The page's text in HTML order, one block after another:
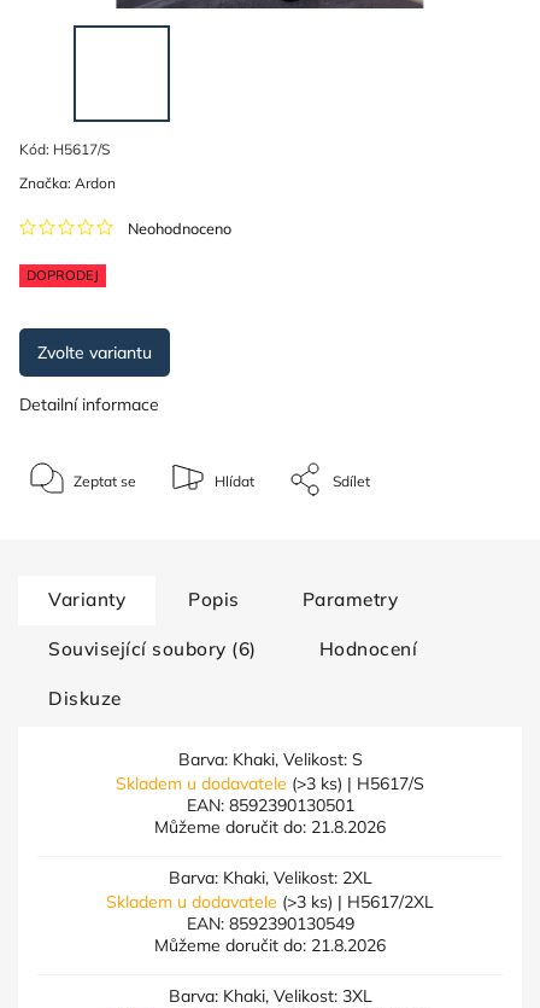
Kód: H5617/S
DOPRODEJ
Neohodnoceno
Značka: Ardon
Zvolte variantu
Detailní informace
Zeptat se Hlídat Sdílet
Varianty Popis Parametry
Související soubory (6) Hodnocení
Diskuze
Barva: Khaki, Velikost: S
Skladem u dodavatele (>3 ks) | H5617/S
EAN: 8592390130501
Můžeme doručit do: 21.8.2026
Barva: Khaki, Velikost: 2XL
Skladem u dodavatele (>3 ks) | H5617/2XL
EAN: 8592390130549
Můžeme doručit do: 21.8.2026
Barva: Khaki, Velikost: 3XL